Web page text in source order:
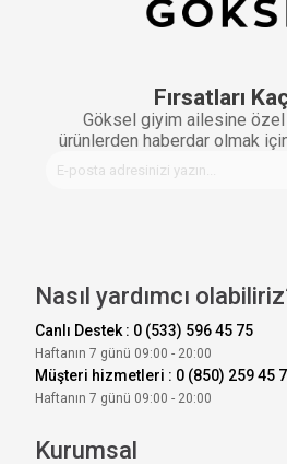
Fırsatları
Göksel giyim ailesine özel
ürünlerden haberdar olmak
Nasıl yardımcı
Canlı Destek : 0 (533) 596 45 75
Haftanın 7 günü 09:00 - 20:00
Müşteri hizmetleri : 0 (850) 259 45
Haftanın 7 günü 09:00 - 20:00
Kurumsal